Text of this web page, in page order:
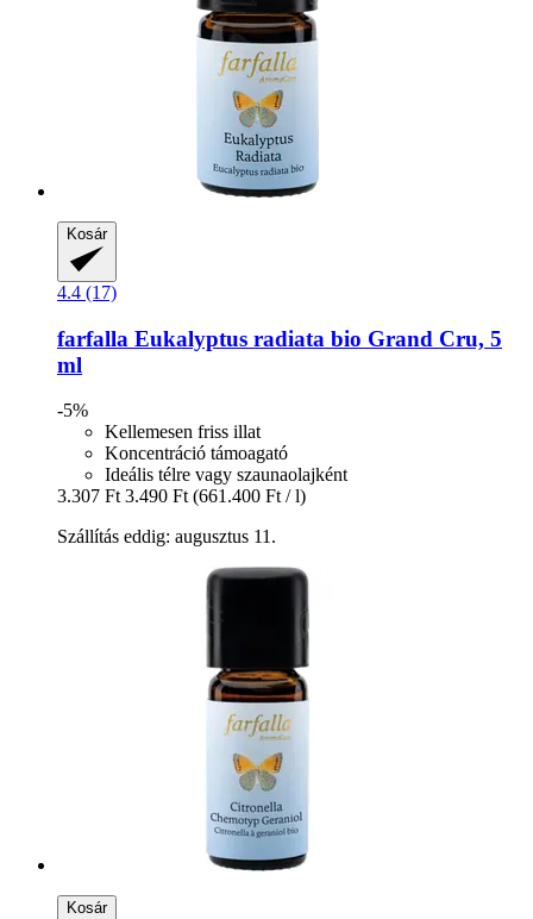
Kosár
4.4 (17)
farfalla Eukalyptus radiata bio Grand Cru, 5
ml
-5%
Kellemesen friss illat
Koncentráció támoagató
Ideális télre vagy szaunaolajként
3.307 Ft 3.490 Ft (661.400 Ft / l)
Szállítás eddig: augusztus 11.
Kosár